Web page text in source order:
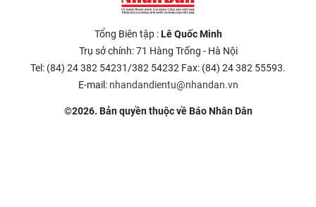
Tổng Biên tập :Lê Quốc Minh
Trụ sở chính: 71 Hàng Trống - Hà Nội
Tel: (84) 24 382 54231/382 54232 Fax: (84) 24 382 55593.
E-mail: nhandandientu@nhandan.vn
©2026. Bản quyền thuộc về Báo Nhân Dân